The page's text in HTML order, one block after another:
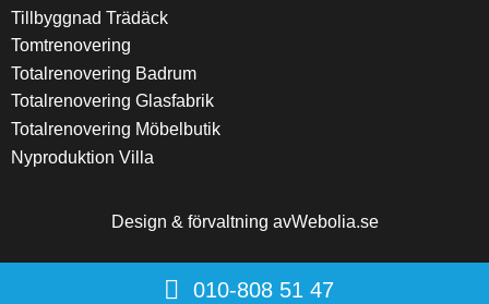
Tillbyggnad Trädäck
Tomtrenovering
Totalrenovering Badrum
Totalrenovering Glasfabrik
Totalrenovering Möbelbutik
Nyproduktion Villa
Design & förvaltning avWebolia.se
010-808 51 47